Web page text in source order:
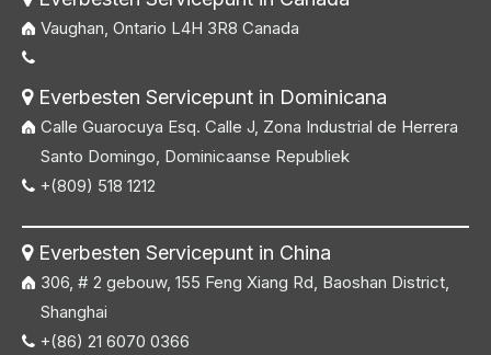
Vaughan, Ontario L4H 3R8 Canada

Everbesten Servicepunt in Dominicana
Calle Guarocuya Esq. Calle J, Zona Industrial de Herrera
Santo Domingo, Dominicaanse Republiek
 +(809) 518 1212
Everbesten Servicepunt in China
306, # 2 gebouw, 155 Feng Xiang Rd, Baoshan District,
Shanghai
 +(86) 21 6070 0366